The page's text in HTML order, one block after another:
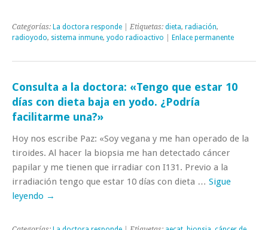
Categorías: La doctora responde | Etiquetas: dieta, radiación,
radioyodo, sistema inmune, yodo radioactivo Enlace permanente
Consulta a la doctora: «Tengo que estar 10
días con dieta baja en yodo. ¿Podría
facilitarme una?»
Hoy nos escribe Paz: «Soy vegana y me han operado de la
tiroides. Al hacer la biopsia me han detectado cáncer
papilar y me tienen que irradiar con I131. Previo a la
irradiación tengo que estar 10 días con dieta … Sigue
leyendo →